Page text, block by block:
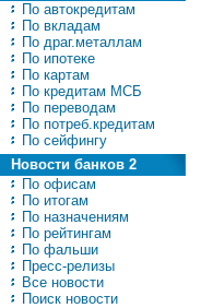
По автокредитам
По вкладам
По драг.металлам
По ипотеке
По картам
По кредитам МСБ
По переводам
По потреб.кредитам
По сейфингу
Новости банков 2
По офисам
По итогам
По назначениям
По рейтингам
По фальши
Пресс-релизы
Все новости
Поиск новости